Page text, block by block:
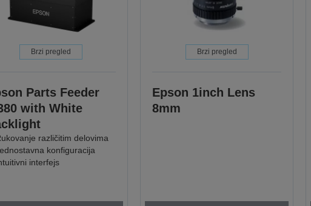
Brzi pregled
Parts Feeder
with White
različitim delovima
konfiguracija
interfejs
Brzi pregled
Epson 1inch Lens
8mm